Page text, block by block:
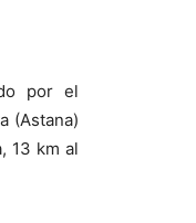
por el
(Astana)
13 km al